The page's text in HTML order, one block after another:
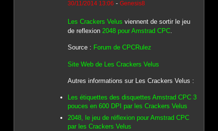
30/11/2014 13:06 - Genesis8
Les Crackers Velus viennent de sortir le jeu
de reflexion 2048 pour Amstrad CPC.
Source : Forum de CPCRulez
Site Web de Les Crackers Velus
Autres informations sur Les Crackers Velus :
Les étiquettes des disquettes Amstrad CPC 3
pouces en 600 DPI par les Crackers Velus
2048, le jeu de réflexion pour Amstrad CPC
par les Crackers Velus